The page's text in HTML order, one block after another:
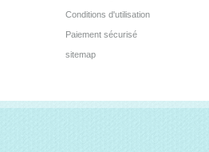
Conditions d'utilisation
Paiement sécurisé
sitemap